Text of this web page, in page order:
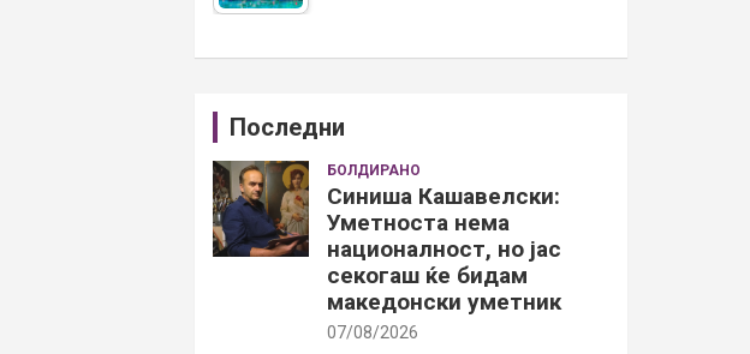
Последни
БОЛДИРАНО
Синиша Кашавелски:
Уметноста нема
националност, но јас
секогаш ќе бидам
македонски уметник
07/08/2026